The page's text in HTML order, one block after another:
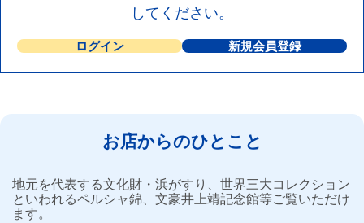
してください。
ログイン 新規会員登録
お店からのひとこと
地元を代表する文化財・浜がすり、世界三大コレクション
といわれるペルシャ錦、文豪井上靖記念館等ご覧いただけ
ます。